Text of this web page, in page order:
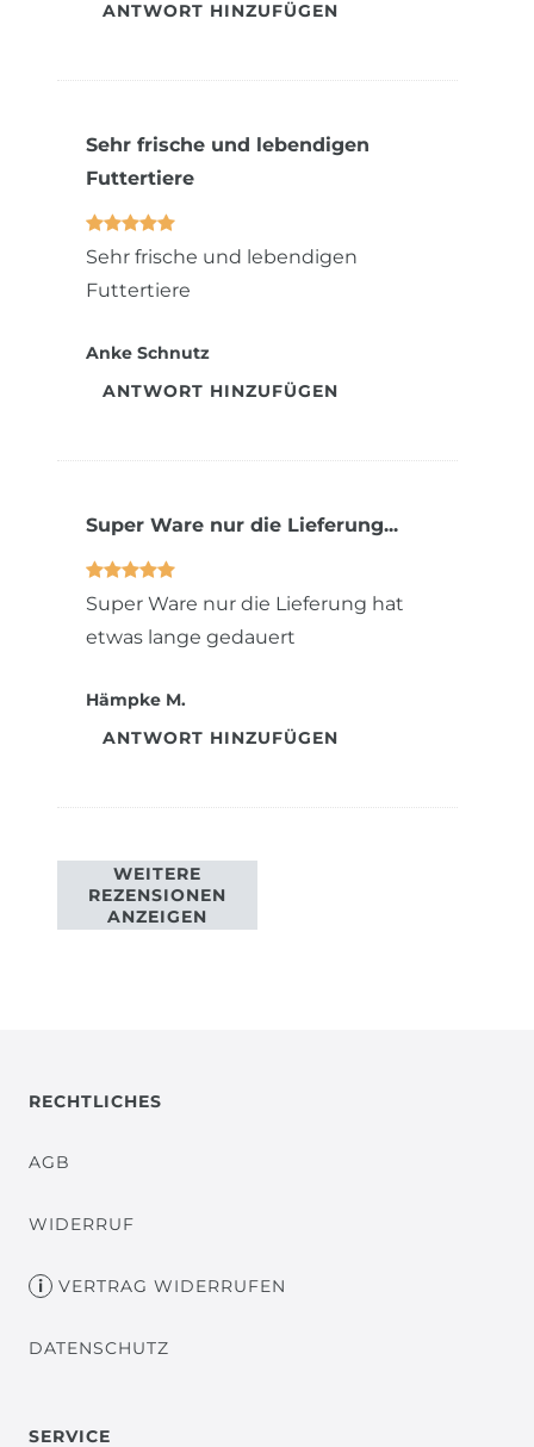
ANTWORT HINZUFÜGEN
Sehr frische und lebendigen
Futtertiere
Sehr frische und lebendigen
Futtertiere
Anke Schnutz
ANTWORT HINZUFÜGEN
Super Ware nur die Lieferung...
Super Ware nur die Lieferung hat
etwas lange gedauert
Hämpke M.
ANTWORT HINZUFÜGEN
WEITERE
REZENSIONEN
ANZEIGEN
RECHTLICHES
AGB
WIDERRUF
VERTRAG WIDERRUFEN
DATENSCHUTZ
SERVICE